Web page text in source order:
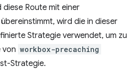
Route mit einer
wird die in dieser
Strategie verwendet, um zu
von workbox-precaching
Strategie.